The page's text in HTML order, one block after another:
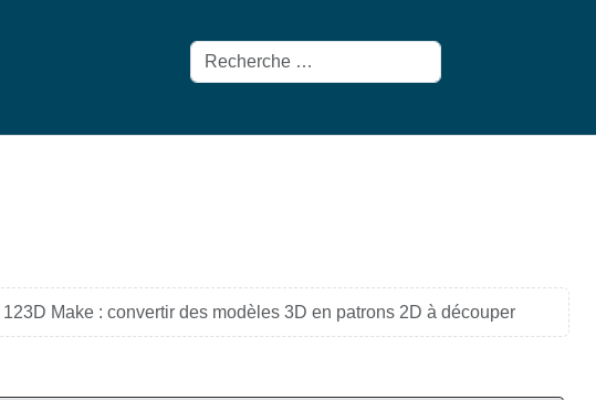
Rechercher
Make : convertir des modèles 3D en patrons 2D à découper